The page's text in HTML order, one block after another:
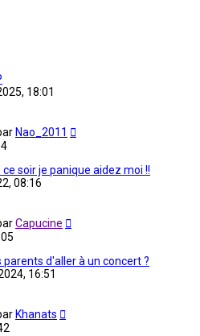
18:01
Nao_2011
soir je panique aidez moi !!
08:16
Capucine
d'aller à un concert ?
16:51
Khanats